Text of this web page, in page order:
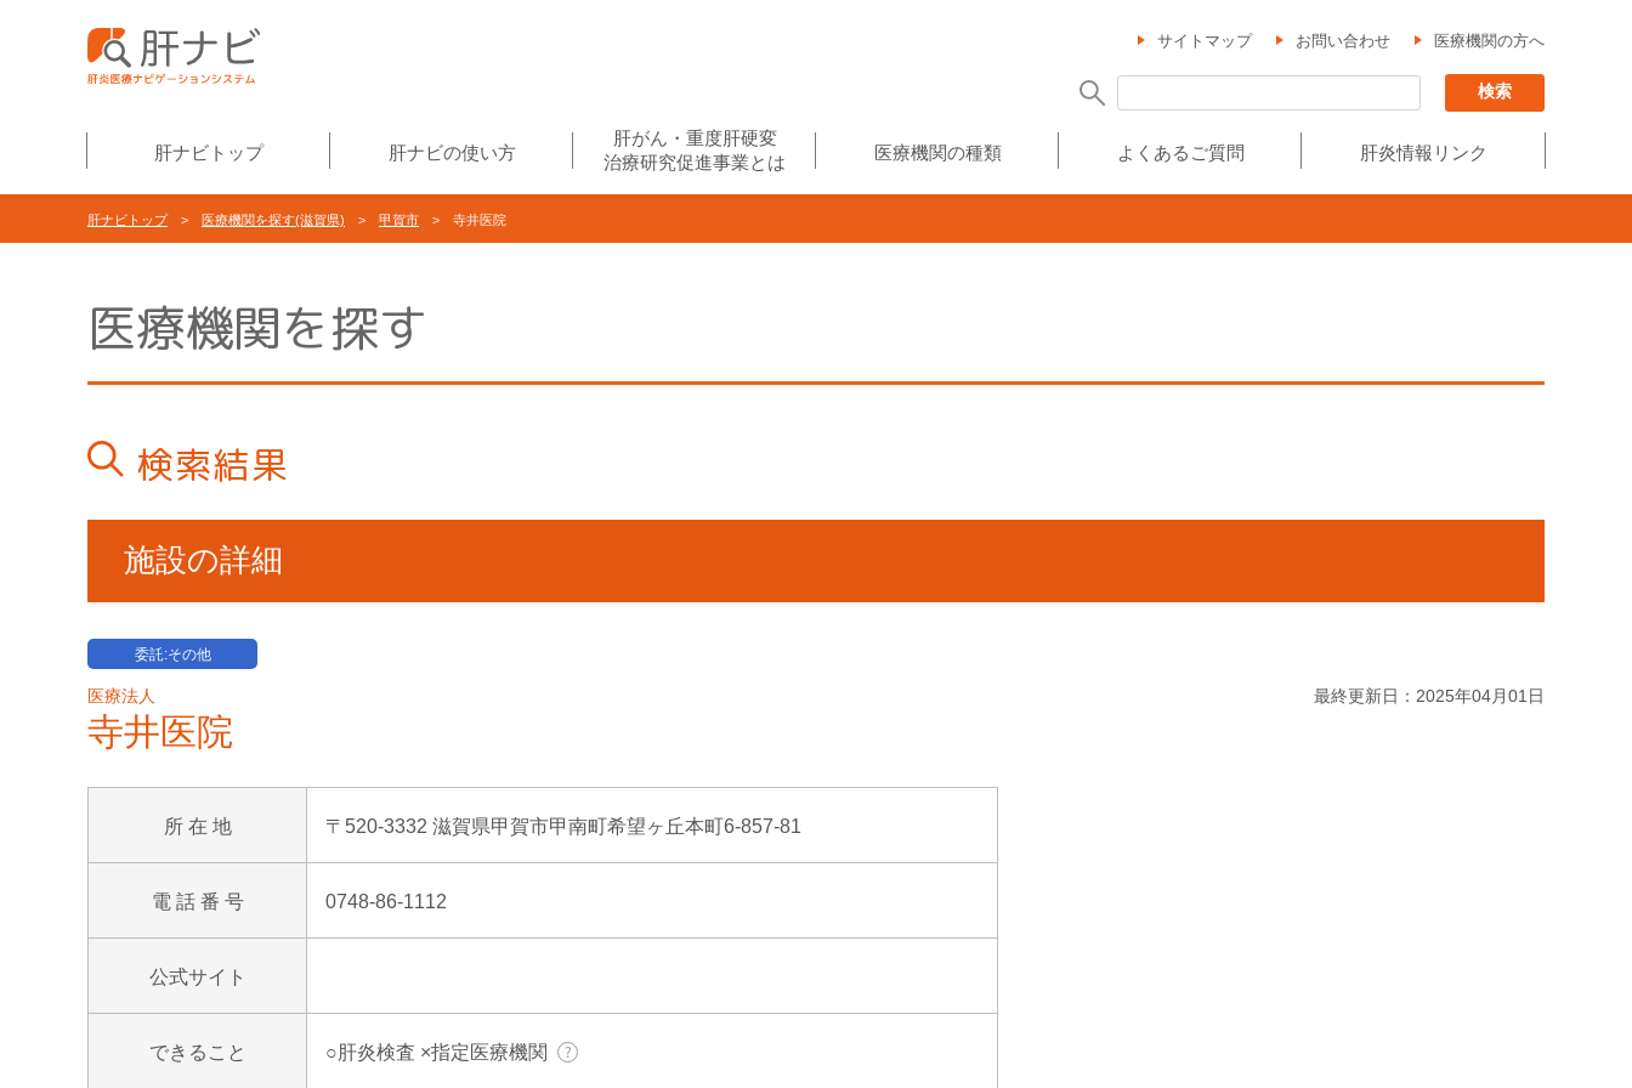
サイトマップ お問い合わせ 医療機関の方へ
肝ナビトップ 肝ナビの使い方
肝がん・重度肝硬変
治療研究促進事業とは
医療機関の種類 よくあるご質問 肝炎情報リンク
肝ナビトップ> 医療機関を探す(滋賀県) > 甲賀市 > 寺井医院
医療機関を探す
検索結果
施設の詳細
委託:その他
医療法人
寺井医院
所 在 地 〒520-3332 滋賀県甲賀市甲南町希望ヶ丘本町6-857-81
電 話 番 号 0748-86-1112
公式サイト
できること ○肝炎検査 ×指定医療機関
最終更新日：2025年04月01日